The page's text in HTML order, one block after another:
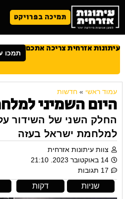
תמיכה בפרויקט
עיתונות אזרחית צריכה אתכם תמכו
עמוד ראשי » חדשות
היום השמיני
החלק השני של השידור
למלחמת ישראל בעזה
צוות עיתונות אזרחית
14 באוקטובר 2023. 21:10
17 תגובות
דקות שניות